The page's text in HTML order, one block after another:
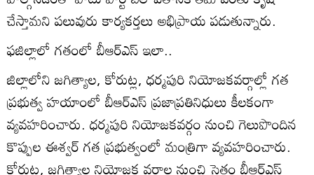
చేస్తామని పలువురు కార్యకర్తలు అభిప్రాయ పడుతున్నారు.
ఫజిల్లాలో గతంలో బీఆర్‌ఎస్‌ ఇలా..
జిల్లాలోని జగిత్యాల, కోరుట్ల, ధర్మపురి నియోజకవర్గాల్లో గత
ప్రభుత్వ హయాంలో బీఆర్‌ఎస్‌ ప్రజాప్రతినిధులు కీలకంగా
వ్యవహరించారు. ధర్మపురి నియోజకవర్గం నుంచి గెలుపొందిన
కొప్పుల ఈశ్వర్‌ గత ప్రభుత్వంలో మంత్రిగా వ్యవహరించారు.
కోరుట్ల, జగిత్యాల నియోజక వర్గాల నుంచి సైతం బీఆర్‌ఎస్‌